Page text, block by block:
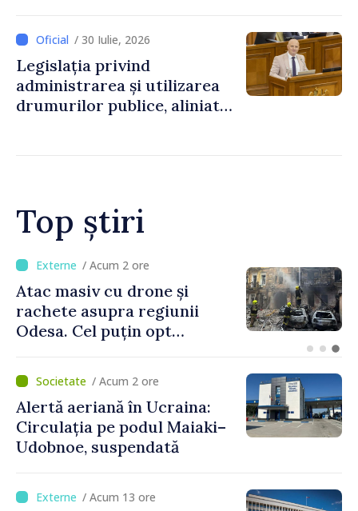
/ 30 Iulie, 2026
Legislația privind
administrarea și utilizarea
drumurilor publice, aliniată
Top știri
/ Acum 1 oră
Orașele din Republica
Moldova se pot înscrie în
cursa pentru titlul de
Culturii 2033”
/ Acum 2 ore
Alertă aeriană în Ucraina:
Circulația pe podul Maiaki–
Udobnoe, suspendată
/ Acum 13 ore